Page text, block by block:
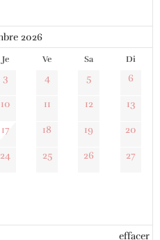
2026
Je Ve Sa Di
3 4 5 6
10 11 12 13
17 18 19 20
24 25 26 27
effacer